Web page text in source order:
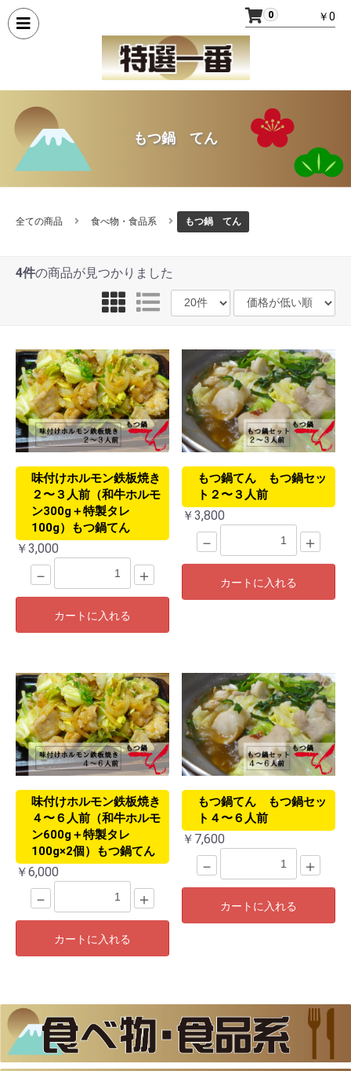
0 ￥0
もつ鍋 てん
全ての商品 食べ物・食品系 もつ鍋 てん
4件の商品が見つかりました
味付けホルモン鉄板焼き
２〜３人前（和牛ホルモ
ン300g＋特製タレ
100g）もつ鍋てん
￥3,000
－ ＋
カートに入れる
もつ鍋てん もつ鍋セッ
ト２〜３人前
￥3,800
－ ＋
カートに入れる
味付けホルモン鉄板焼き
４〜６人前（和牛ホルモ
ン600g＋特製タレ
100g×2個）もつ鍋てん
￥6,000
－ ＋
カートに入れる
もつ鍋てん もつ鍋セッ
ト４〜６人前
￥7,600
－ ＋
カートに入れる